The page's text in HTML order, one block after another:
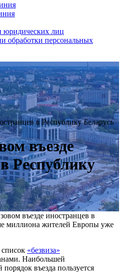
юридических лиц
обработки персональных
в Республику Беларусь
въезде
Республику
въезде иностранцев в
миллиона жителей Европы уже
«безвиза»
Наибольшей
въезда пользуется